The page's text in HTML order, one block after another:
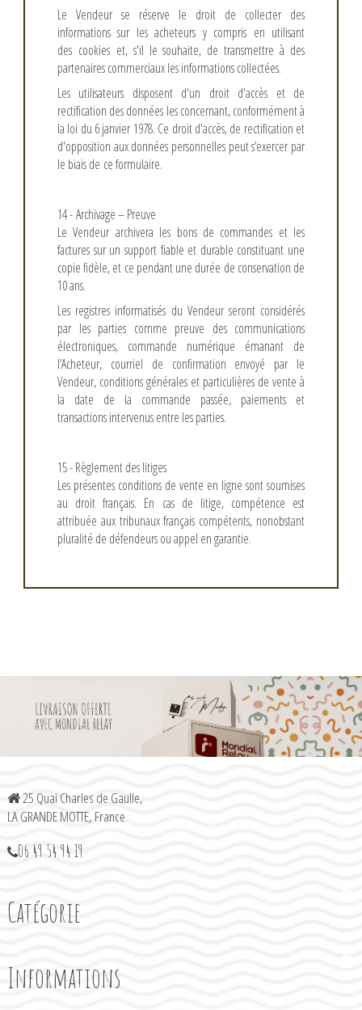
Le Vendeur se réserve le droit de collecter des
informations sur les acheteurs y compris en utilisant
des cookies et, s'il le souhaite, de transmettre à des
partenaires commerciaux les informations collectées.
Les utilisateurs disposent d'un droit d'accès et de
rectification des données les concernant, conformément à
la loi du 6 janvier 1978. Ce droit d'accès, de rectification et
d'opposition aux données personnelles peut s’exercer par
le biais de ce formulaire.
14 - Archivage – Preuve
Le Vendeur archivera les bons de commandes et les
factures sur un support fiable et durable constituant une
copie fidèle, et ce pendant une durée de conservation de
10 ans.
Les registres informatisés du Vendeur seront considérés
par les parties comme preuve des communications
électroniques, commande numérique émanant de
l’Acheteur, courriel de confirmation envoyé par le
Vendeur, conditions générales et particulières de vente à
la date de la commande passée, paiements et
transactions intervenus entre les parties.
15 - Règlement des litiges
Les présentes conditions de vente en ligne sont soumises
au droit français. En cas de litige, compétence est
attribuée aux tribunaux français compétents, nonobstant
pluralité de défendeurs ou appel en garantie.
25 Quai Charles de Gaulle,
LA GRANDE MOTTE, France
06 49 54 94 19
Catégorie
Informations